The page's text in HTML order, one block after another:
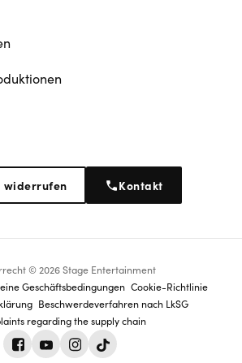
widerrufen Kontakt
© 2026 Stage Entertainment
Geschäftsbedingungen Cookie-Richtlinie
Beschwerdeverfahren nach LkSG
regarding the supply chain
FacebookYoutubeInstagram
Tiktok